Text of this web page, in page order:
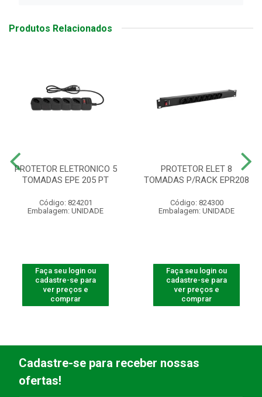
Produtos Relacionados
PROTETOR ELETRONICO 5
TOMADAS EPE 205 PT
Código: 824201
Embalagem: UNIDADE
Faça seu login ou
cadastre-se para
ver preços e
comprar
PROTETOR ELET 8
TOMADAS P/RACK EPR208
Código: 824300
Embalagem: UNIDADE
Faça seu login ou
cadastre-se para
ver preços e
comprar
Cadastre-se para receber nossas
ofertas!